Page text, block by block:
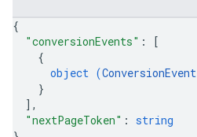
{
"conversionEvents" :
[
{
object (ConversionEvent
}
] ,
"nextPageToken" : string